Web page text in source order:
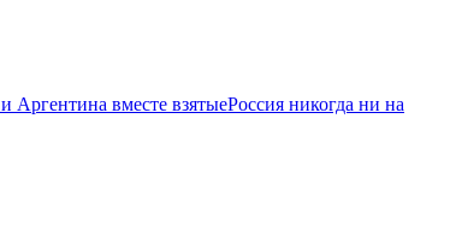
Аргентина вместе взятыеРоссия никогда ни на